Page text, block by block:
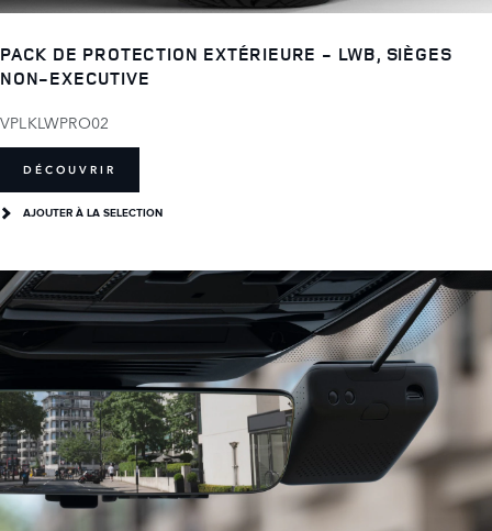
PACK DE PROTECTION EXTÉRIEURE - LWB, SIÈGES
NON-EXECUTIVE
VPLKLWPRO02
DÉCOUVRIR
AJOUTER À LA SELECTION